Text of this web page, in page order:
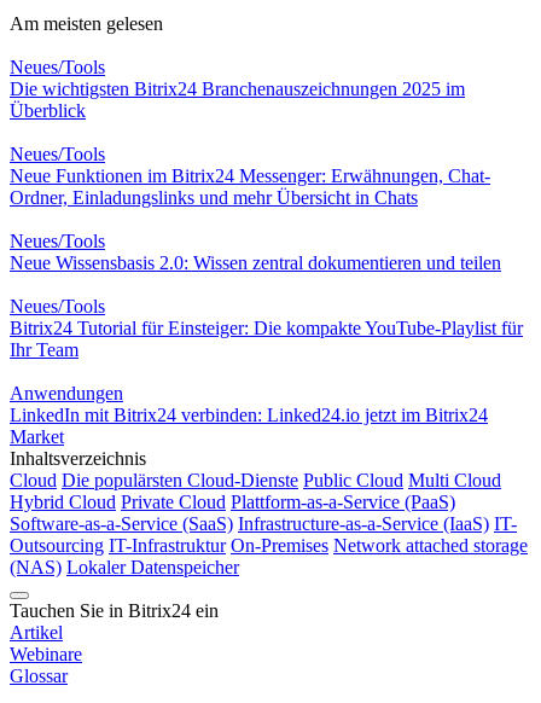
Am meisten gelesen
Neues/Tools
Die wichtigsten Bitrix24 Branchenauszeichnungen 2025 im
Überblick
Neues/Tools
Neue Funktionen im Bitrix24 Messenger: Erwähnungen, Chat-
Ordner, Einladungslinks und mehr Übersicht in Chats
Neues/Tools
Neue Wissensbasis 2.0: Wissen zentral dokumentieren und teilen
Neues/Tools
Bitrix24 Tutorial für Einsteiger: Die kompakte YouTube-Playlist für
Ihr Team
Anwendungen
LinkedIn mit Bitrix24 verbinden: Linked24.io jetzt im Bitrix24
Market
Inhaltsverzeichnis
Cloud Die populärsten Cloud-Dienste Public Cloud Multi Cloud
Hybrid Cloud Private Cloud Plattform-as-a-Service (PaaS)
Software-as-a-Service (SaaS) Infrastructure-as-a-Service (IaaS) IT-
Outsourcing IT-Infrastruktur On-Premises Network attached storage
(NAS) Lokaler Datenspeicher
Tauchen Sie in Bitrix24 ein
Artikel
Webinare
Glossar